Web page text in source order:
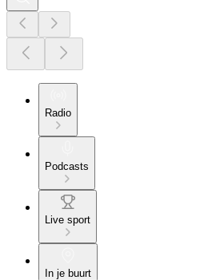
Radio
Podcasts
Live sport
In je buurt